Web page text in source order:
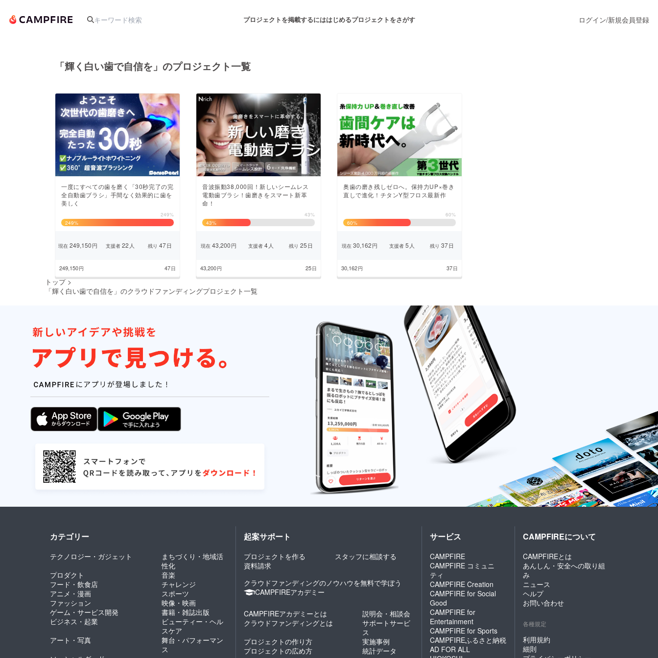
プロジェクトを掲載するにははじめるプロジェクトをさがす
アート・写真 音楽 舞台・パフォーマンス
テクノロジー・ガジェット ゲーム・サービス開発 フード・飲食店
映像・映画 書籍・雑誌出版 アニメ・漫画
ビジネス・起業 チャレンジ ビューティー・ヘルスケア
まちづくり・地域活性化
CAMPFIREふるさと納税
machi-ya コミュニティ
ログイン/新規会員登録
「輝く白い歯で自信を」のプロジェクト一覧
一度にすべての歯を磨く「30秒完了の完
全自動歯ブラシ」手間なく効果的に歯を
美しく
249%
249%
現在249,150円 支援者22 人 残り 47日
249,150円 47日
音波振動38,000回！新しいシームレス
電動歯ブラシ！歯磨きをスマート新革
命！
43%
43%
現在 43,200円 支援者 4 人 残り 25日
43,200円 25日
奥歯の磨き残しゼロへ。保持力UP×巻き
直しで進化！チタンY型フロス最新作
60%
60%
現在 30,162円 支援者 5 人 残り 37日
30,162円 37日
トップ >
「輝く白い歯で自信を」のクラウドファンディングプロジェクト一覧
カテゴリー
テクノロジー・ガジェット
まちづくり・地域活
性化
プロダクト
音楽
フード・飲食店
チャレンジ
アニメ・漫画
スポーツ
ファッション
映像・映画
ゲーム・サービス開発
書籍・雑誌出版
ビジネス・起業
ビューティー・ヘル
スケア
アート・写真
舞台・パフォーマン
ス
起案サポート
プロジェクトを作る
スタッフに相談する
資料請求
クラウドファンディングのノウハウを無料で学ぼう
CAMPFIREアカデミー
CAMPFIREアカデミーとは
説明会・相談会
クラウドファンディングとは
サポートサービ
ス
プロジェクトの作り方
実施事例
プロジェクトの広め方
統計データ
サービス
CAMPFIRE
CAMPFIRE コミュニ
ティ
CAMPFIRE Creation
CAMPFIRE for Social
Good
CAMPFIRE for
Entertainment
CAMPFIRE for Sports
CAMPFIREふるさと納税
AD FOR ALL
CAMPFIREについて
CAMPFIREとは
あんしん・安全への取り組
み
ニュース
ヘルプ
お問い合わせ
各種規定
利用規約
細則